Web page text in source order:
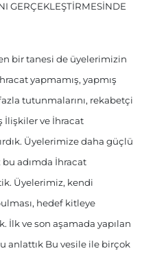
GERÇEKLEŞTİRMESİNDE
bir tanesi de üyelerimizin
yapmamış, yapmış
tutunmalarını, rekabetçi
İlişkiler ve İhracat
Üyelerimize daha güçlü
bu adımda İhracat
Üyelerimiz, kendi
hedef kitleye
İlk ve son aşamada yapılan
anlattık Bu vesile ile birçok